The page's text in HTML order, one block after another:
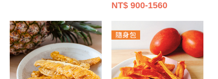
NT$ 900-1560